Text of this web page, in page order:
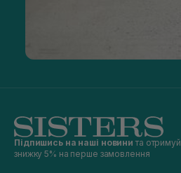
Підпишись на наші новини та отримуй
знижку 5% на перше замовлення